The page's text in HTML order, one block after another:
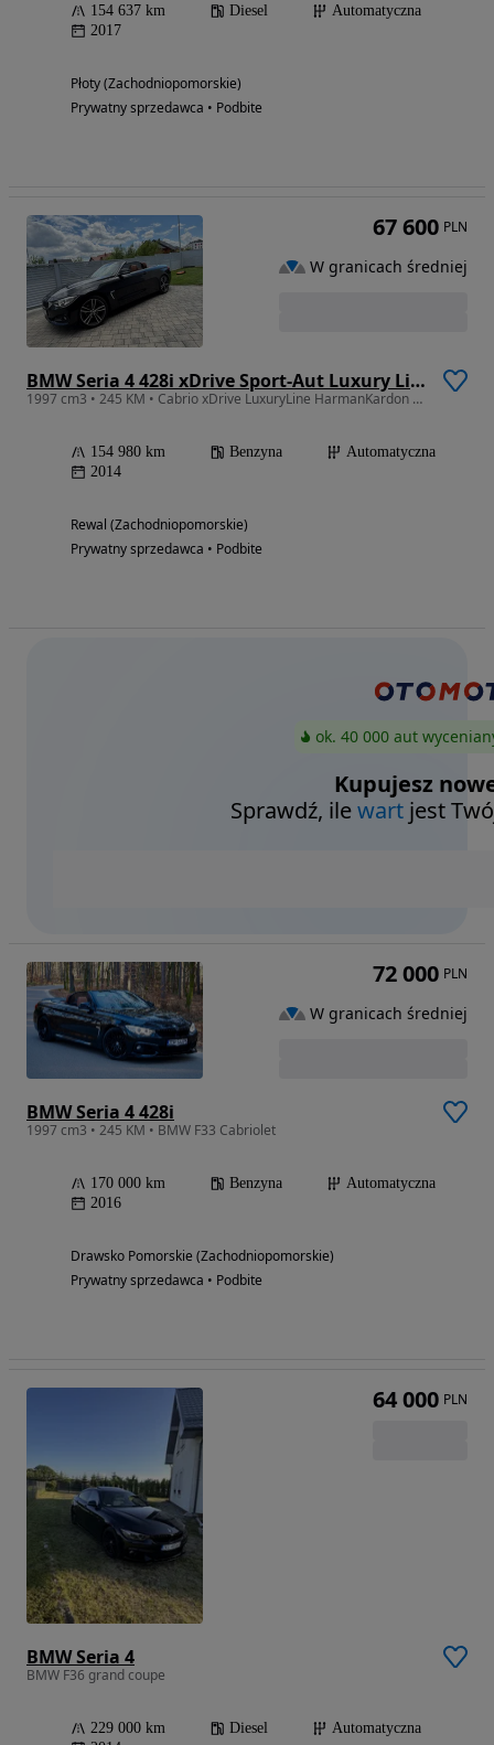
154 637 km Diesel
Automatyczna
2017
Płoty (Zachodniopomorskie)
Prywatny sprzedawca • Podbite
BMW Seria 4 428i xDrive Sport-Aut Luxury Line
1997 cm3 • 245 KM • Cabrio xDrive LuxuryLine HarmanKardon NaviProf AluM19 Szalik Coupe 4x4
154 980 km Benzyna
Automatyczna
2014
Rewal (Zachodniopomorskie)
Prywatny sprzedawca • Podbite
67 600 PLN
W granicach średniej
ok. 40 000 aut
Kupujesz
Sprawdź, ilewart jest
BMW Seria 4 428i
1997 cm3 • 245 KM • BMW F33 Cabriolet
170 000 km Benzyna
Automatyczna
2016
Drawsko Pomorskie (Zachodniopomorskie)
Prywatny sprzedawca • Podbite
72 000 PLN
W granicach średniej
BMW Seria 4
BMW F36 grand coupe
229 000 km Diesel
Automatyczna
64 000 PLN